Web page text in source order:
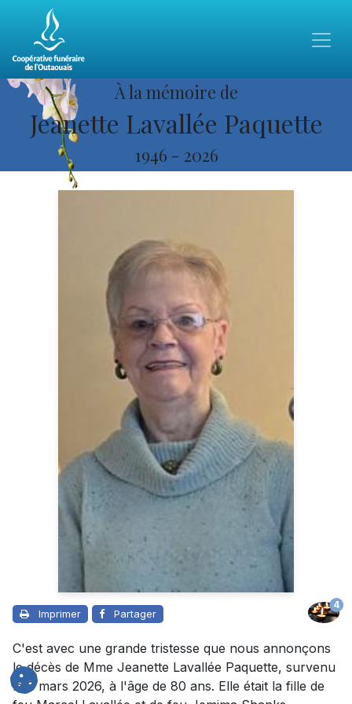
À la mémoire de
Jeanette Lavallée Paquette
1946 - 2026
Imprimer Partager
4
C'est avec une grande tristesse que nous annonçons
le décès de Mme Jeanette Lavallée Paquette, survenu
le 9 mars 2026, à l'âge de 80 ans. Elle était la fille de